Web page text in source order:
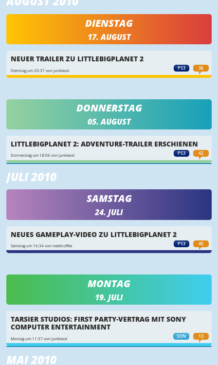
DIENSTAG
17. AUGUST
PS3 36
NEUER TRAILER ZU LITTLEBIGPLANET 2
Dienstag um 20:37 von junkiexxl
DONNERSTAG
05. AUGUST
PS3 42
LITTLEBIGPLANET 2: ADVENTURE-TRAILER ERSCHIENEN
Donnerstag um 18:06 von junkiexxl
JULI 2010
SAMSTAG
24. JULI
PS3 45
NEUES GAMEPLAY-VIDEO ZU LITTLEBIGPLANET 2
Samstag um 16:34 von needcoffee
MONTAG
19. JULI
SON 13
TARSIER STUDIOS: FIRST PARTY-VERTRAG MIT SONY
COMPUTER ENTERTAINMENT
Montag um 11:37 von junkiexxl
MAI 2010